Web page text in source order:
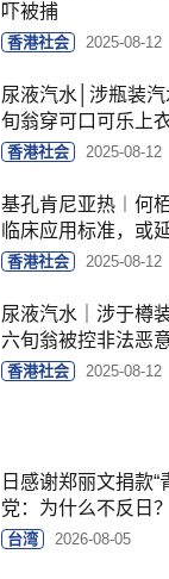
吓被捕
香港社会 2025-08-12
尿液汽水│涉瓶装汽
旬翁穿可口可乐上
香港社会 2025-08-12
基孔肯尼亚热︱何
临床应用标准，或
香港社会 2025-08-12
尿液汽水｜涉于樽
六旬翁被控非法恶
香港社会 2025-08-12
日感谢郑丽文捐款“
党：为什么不反日？
台湾 2026-08-05